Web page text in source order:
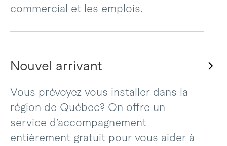
commercial et les emplois.
Nouvel arrivant
Vous prévoyez vous installer dans la
région de Québec? On offre un
service d’accompagnement
entièrement gratuit pour vous aider à